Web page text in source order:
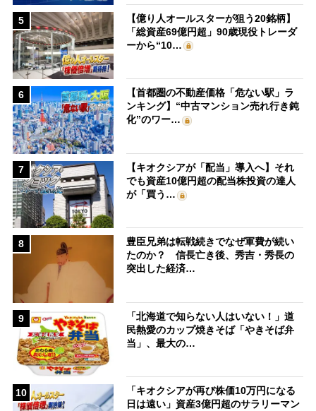
5
【億り人オールスターが狙う20銘柄】
「総資産69億円超」90歳現役トレーダ
ーから“10…
6
【首都圏の不動産価格「危ない駅」ラ
ンキング】“中古マンション売れ行き鈍
化”のワー…
7
【キオクシアが「配当」導入へ】それ
でも資産10億円超の配当株投資の達人
が「買う…
8
豊臣兄弟は転戦続きでなぜ軍費が続い
たのか？ 信長亡き後、秀吉・秀長の
突出した経済…
9
「北海道で知らない人はいない！」道
民熱愛のカップ焼きそば「やきそば弁
当」、最大の…
10
「キオクシアが再び株価10万円になる
日は遠い」資産3億円超のサラリーマン